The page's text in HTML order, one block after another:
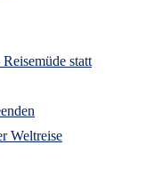
statt
Weltreise